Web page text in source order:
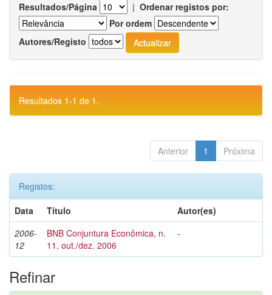
Resultados/Página | Ordenar registos por:
Por ordem
Autores/Registo
Resultados 1-1 de 1.
Anterior 1 Próxima
Registos:
Data
Título
Autor(es)
2006-
12
BNB Conjuntura Econômica, n.
11, out./dez. 2006
-
Refinar